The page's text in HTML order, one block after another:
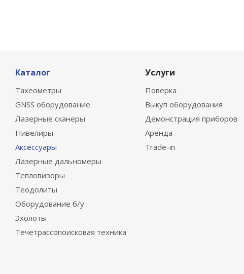
Каталог
Тахеометры
GNSS оборудование
Лазерные сканеры
Нивелиры
Аксессуары
Лазерные дальномеры
Тепловизоры
Теодолиты
Оборудование б/у
Эхолоты
Течетрассопоисковая техника
Услуги
Поверка
Выкуп оборудования
Демонстрация приборов
Аренда
Trade-in